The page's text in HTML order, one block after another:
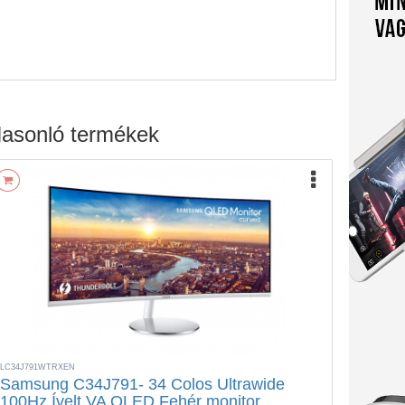
termékek
LC34J791WTRXEN
Samsung C34J791- 34 Colos Ultrawide
100Hz Ívelt VA QLED Fehér monitor